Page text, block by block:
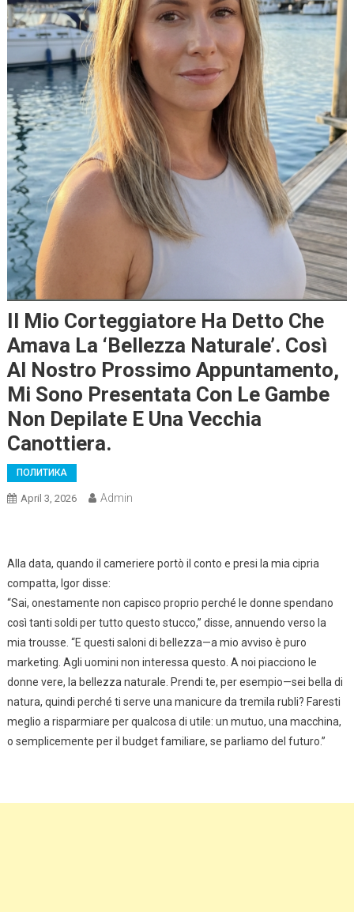
Il Mio Corteggiatore Ha Detto Che
Amava La ‘bellezza Naturale’. Così
Al Nostro Prossimo Appuntamento,
Mi Sono Presentata Con Le Gambe
Non Depilate E Una Vecchia
Canottiera.
ПОЛИТИКА
April 3, 2026 Admin
Alla data, quando il cameriere portò il conto e presi la mia cipria
compatta, Igor disse:
“Sai, onestamente non capisco proprio perché le donne spendano
così tanti soldi per tutto questo stucco,” disse, annuendo verso la
mia trousse. “E questi saloni di bellezza—a mio avviso è puro
marketing. Agli uomini non interessa questo. A noi piacciono le
donne vere, la bellezza naturale. Prendi te, per esempio—sei bella di
natura, quindi perché ti serve una manicure da tremila rubli? Faresti
meglio a risparmiare per qualcosa di utile: un mutuo, una macchina,
o semplicemente per il budget familiare, se parliamo del futuro.”